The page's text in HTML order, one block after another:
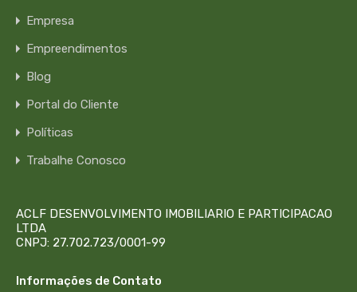
Empresa
Empreendimentos
Blog
Portal do Cliente
Políticas
Trabalhe Conosco
ACLF DESENVOLVIMENTO IMOBILIARIO E PARTICIPACAO
LTDA
CNPJ: 27.702.723/0001-99
Informações de Contato